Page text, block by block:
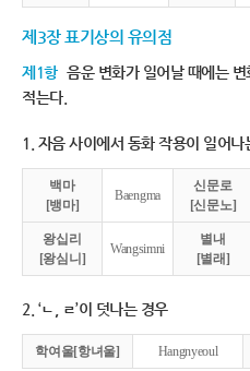
제3장 표기상의 유의점
제1항 음운 변화가 일어날 때에는
적는다.
1. 자음 사이에서 동화 작용이 일어나
백마
[뱅마]
Baengma
신문로
[신문노]
왕십리
[왕심니]
Wangsimni
별내
[별래]
2. ‘ㄴ, ㄹ’이 덧나는 경우
학여울[항녀울] Hangnyeoul